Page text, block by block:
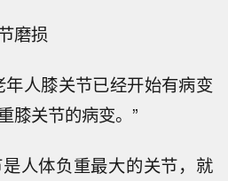
磨损
年人膝关节已经开始有病变
膝关节的病变。”
人体负重最大的关节，就